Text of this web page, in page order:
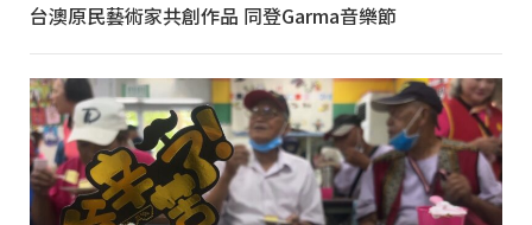
台澳原民藝術家共創作品 同登Garma音樂節